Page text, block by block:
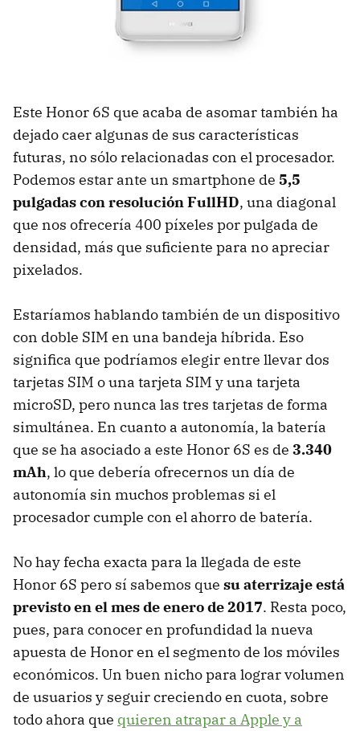
Este Honor 6S que acaba de asomar también ha
dejado caer algunas de sus características
futuras, no sólo relacionadas con el procesador.
Podemos estar ante un smartphone de 5,5
pulgadas con resolución FullHD, una diagonal
que nos ofrecería 400 píxeles por pulgada de
densidad, más que suficiente para no apreciar
pixelados.
Estaríamos hablando también de un dispositivo
con doble SIM en una bandeja híbrida. Eso
significa que podríamos elegir entre llevar dos
tarjetas SIM o una tarjeta SIM y una tarjeta
microSD, pero nunca las tres tarjetas de forma
simultánea. En cuanto a autonomía, la batería
que se ha asociado a este Honor 6S es de 3.340
mAh, lo que debería ofrecernos un día de
autonomía sin muchos problemas si el
procesador cumple con el ahorro de batería.
No hay fecha exacta para la llegada de este
Honor 6S pero sí sabemos que su aterrizaje está
previsto en el mes de enero de 2017. Resta poco,
pues, para conocer en profundidad la nueva
apuesta de Honor en el segmento de los móviles
económicos. Un buen nicho para lograr volumen
de usuarios y seguir creciendo en cuota, sobre
todo ahora que quieren atrapar a Apple y a